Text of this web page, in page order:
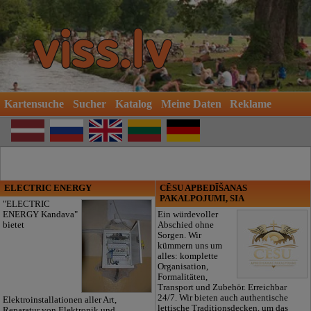
Kartensuche Sucher Katalog Meine Daten Reklame
ELECTRIC ENERGY
"ELECTRIC
ENERGY Kandava"
bietet
Elektroinstallationen aller Art,
CĒSU APBEDĪŠANAS
PAKALPOJUMI, SIA
Ein würdevoller
Abschied ohne
Sorgen. Wir
kümmern uns um
alles: komplette
Organisation,
Formalitäten,
Transport und Zubehör. Erreichbar
24/7. Wir bieten auch authentische
lettische Traditionsdecken, um das